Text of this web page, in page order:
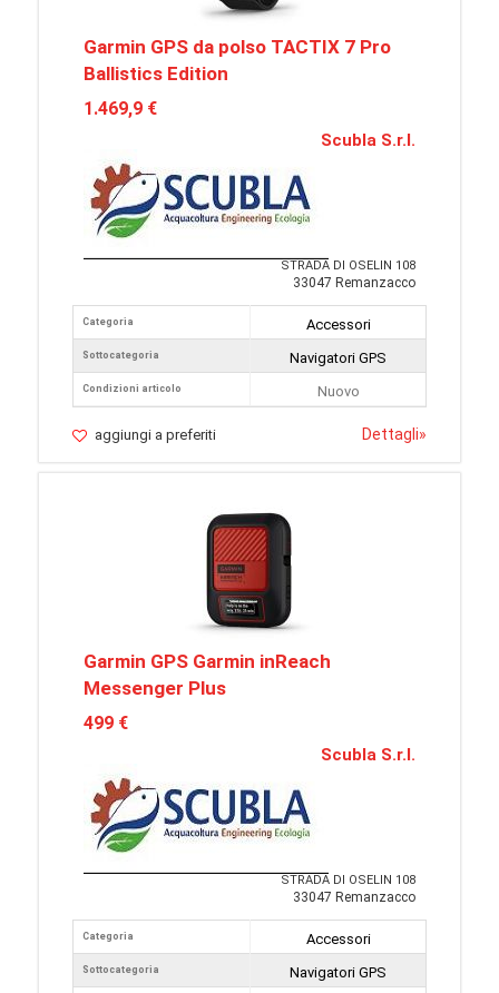
Garmin GPS da polso TACTIX 7 Pro
Ballistics Edition
1.469,9 €
Scubla S.r.l.
STRADA DI OSELIN 108
33047 Remanzacco
Categoria
Sottocategoria
Condizioni articolo
Accessori
Navigatori GPS
Nuovo
aggiungi a preferiti Dettagli»
Garmin GPS Garmin inReach
Messenger Plus
499 €
Scubla S.r.l.
STRADA DI OSELIN 108
33047 Remanzacco
Categoria
Sottocategoria
Accessori
Navigatori GPS